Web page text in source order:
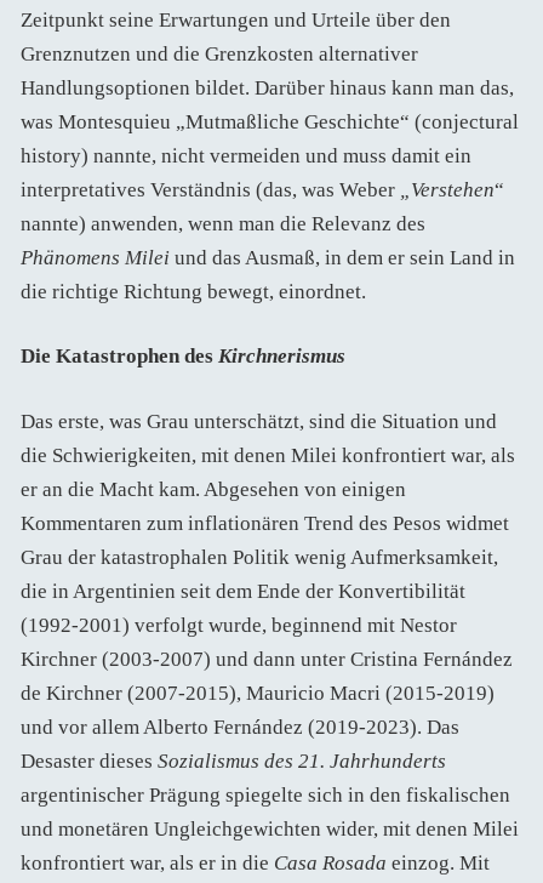
Zeitpunkt seine Erwartungen und Urteile über den
Grenznutzen und die Grenzkosten alternativer
Handlungsoptionen bildet. Darüber hinaus kann man das,
was Montesquieu „Mutmaßliche Geschichte“ (conjectural
history) nannte, nicht vermeiden und muss damit ein
interpretatives Verständnis (das, was Weber „Verstehen“
nannte) anwenden, wenn man die Relevanz des
Phänomens Milei und das Ausmaß, in dem er sein Land in
die richtige Richtung bewegt, einordnet.
Die Katastrophen des Kirchnerismus
Das erste, was Grau unterschätzt, sind die Situation und
die Schwierigkeiten, mit denen Milei konfrontiert war, als
er an die Macht kam. Abgesehen von einigen
Kommentaren zum inflationären Trend des Pesos widmet
Grau der katastrophalen Politik wenig Aufmerksamkeit,
die in Argentinien seit dem Ende der Konvertibilität
(1992-2001) verfolgt wurde, beginnend mit Nestor
Kirchner (2003-2007) und dann unter Cristina Fernández
de Kirchner (2007-2015), Mauricio Macri (2015-2019)
und vor allem Alberto Fernández (2019-2023). Das
Desaster dieses Sozialismus des 21. Jahrhunderts
argentinischer Prägung spiegelte sich in den fiskalischen
und monetären Ungleichgewichten wider, mit denen Milei
konfrontiert war, als er in die Casa Rosada einzog. Mit